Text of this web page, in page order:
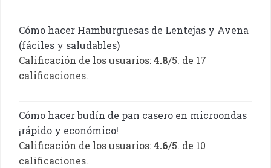
Cómo hacer Hamburguesas de Lentejas y Avena
(fáciles y saludables)
Calificación de los usuarios:4.8/5. de 17
calificaciones.
Cómo hacer budín de pan casero en microondas
¡rápido y económico!
Calificación de los usuarios:4.6/5. de 10
calificaciones.